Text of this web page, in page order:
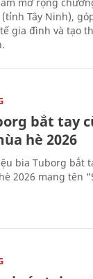
(tỉnh Tây Ninh),
gia đình và tạo
bắt tay
hè 2026
bia Tuborg bắt
2026 mang tên